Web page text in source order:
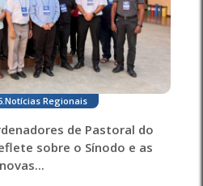
. Notícias Regionais
de Pastoral do
sobre o Sínodo e as
novas...